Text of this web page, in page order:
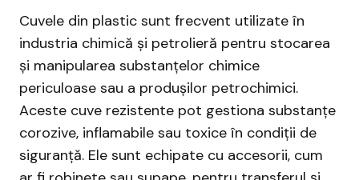
Cuvele din plastic sunt frecvent utilizate în
industria chimică și petrolieră pentru stocarea
și manipularea substanțelor chimice
periculoase sau a produșilor petrochimici.
Aceste cuve rezistente pot gestiona substanțe
corozive, inflamabile sau toxice în condiții de
siguranță. Ele sunt echipate cu accesorii, cum